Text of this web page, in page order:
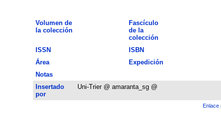
Volumen de
la colección
Fascículo
de la
colección
ISSN
ISBN
Área
Expedición
Notas
Insertado
por
Uni-Trier @ amaranta_sg @
Enlace